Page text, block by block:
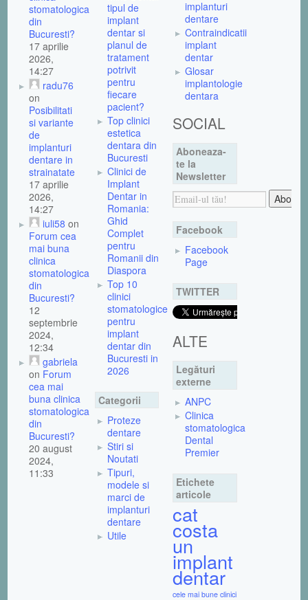
stomatologica
din
Bucuresti?
17 aprilie
2026,
14:27
radu76
on
Posibilitati
si variante
de
implanturi
dentare in
strainatate
17 aprilie
2026,
14:27
iuli58 on
Forum cea
mai buna
clinica
stomatologica
din
Bucuresti?
12
septembrie
2024,
12:34
gabriela
on Forum
cea mai
buna clinica
stomatologica
din
Bucuresti?
20 august
2024,
11:33
tipul de
implant
dentar si
planul de
tratament
potrivit
pentru
fiecare
pacient?
Top clinici
estetica
dentara din
Bucuresti
Clinici de
Implant
Dentar in
Romania:
Ghid
Complet
pentru
Romanii din
Diaspora
Top 10
clinici
stomatologice
pentru
implant
dentar din
Bucuresti in
2026
Categorii
Proteze
dentare
Stiri si
Noutati
Tipuri,
modele si
marci de
implanturi
dentare
Utile
implanturi
dentare
Contraindicatii
implant
dentar
Glosar
implantologie
dentara
SOCIAL
Aboneaza-
te la
Newsletter
Facebook
Facebook
Page
TWITTER
ALTE
Legături
externe
ANPC
Clinica
stomatologica
Dental
Premier
Etichete
articole
cat
costa
un
implant
dentar
cele mai bune clinici